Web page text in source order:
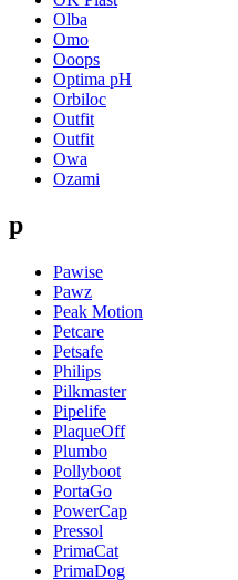
Olba
Omo
Ooops
Optima pH
Orbiloc
Outfit
Outfit
Owa
Ozami
p
Pawise
Pawz
Peak Motion
Petcare
Petsafe
Philips
Pilkmaster
Pipelife
PlaqueOff
Plumbo
Pollyboot
PortaGo
PowerCap
Pressol
PrimaCat
PrimaDog